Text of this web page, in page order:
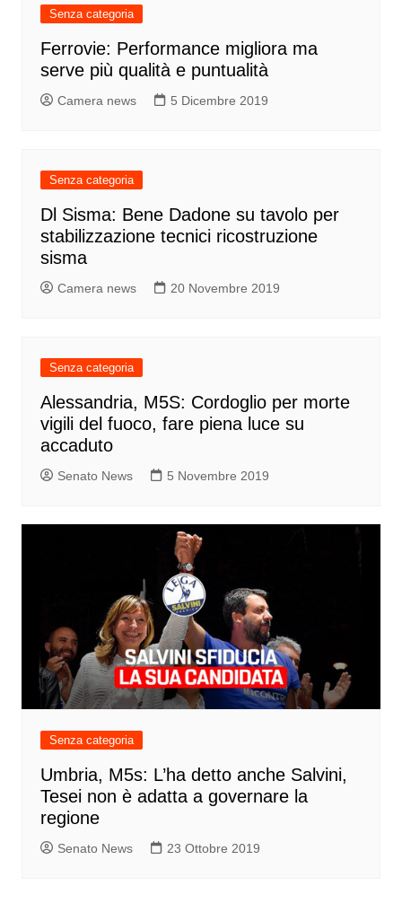
Senza categoria
Ferrovie: Performance migliora ma
serve più qualità e puntualità
Camera news 5 Dicembre 2019
Senza categoria
Dl Sisma: Bene Dadone su tavolo per
stabilizzazione tecnici ricostruzione
sisma
Camera news 20 Novembre 2019
Senza categoria
Alessandria, M5S: Cordoglio per morte
vigili del fuoco, fare piena luce su
accaduto
Senato News 5 Novembre 2019
Senza categoria
Umbria, M5s: L’ha detto anche Salvini,
Tesei non è adatta a governare la
regione
Senato News 23 Ottobre 2019